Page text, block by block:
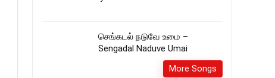
செங்கடல் நடுவே உமை –
Sengadal Naduve Umai
More Songs